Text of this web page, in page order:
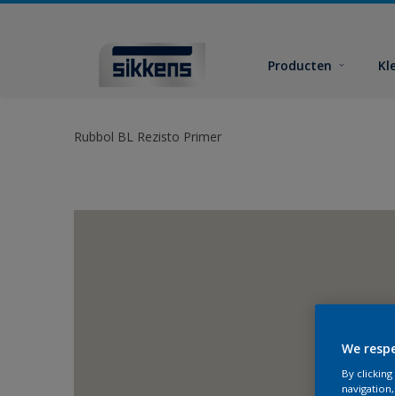
Producten
Rubbol BL Rezisto Primer
We
By